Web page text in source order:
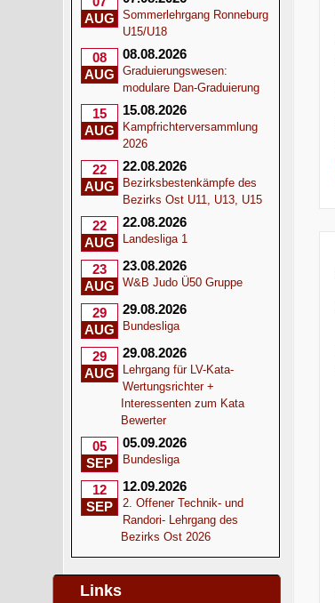
AUG
Sommerlehrgang Ronneburg
U15/U18
08
AUG
08.08.2026
Graduierungswesen:
modulare Dan-Graduierung
15
AUG
15.08.2026
Kampfrichterversammlung
2026
22
AUG
22.08.2026
Bezirksbestenkämpfe des
Bezirks Ost U11, U13, U15
22
AUG
22.08.2026
Landesliga 1
23
AUG
23.08.2026
W&B Judo Ü50 Gruppe
29
AUG
29.08.2026
Bundesliga
29
AUG
29.08.2026
Lehrgang für LV-Kata-
Wertungsrichter +
Interessenten zum Kata
Bewerter
05
SEP
05.09.2026
Bundesliga
12
SEP
12.09.2026
2. Offener Technik- und
Randori- Lehrgang des
Bezirks Ost 2026
Links